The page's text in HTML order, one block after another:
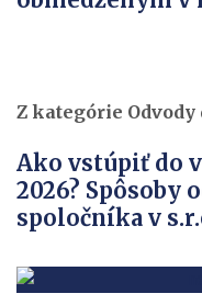
Z kategórie
Ako vstúpiť do
2026? Spôsoby
spoločníka v